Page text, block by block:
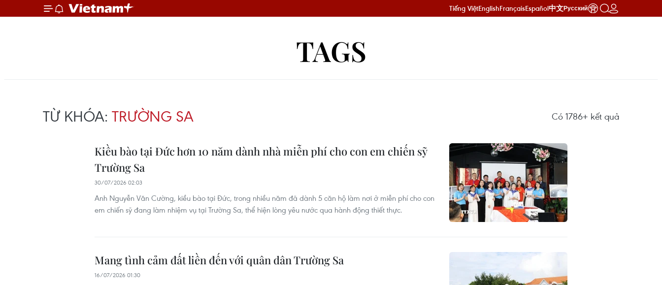
Tiếng ViệtEnglishFrançaisEspañol中文Русский
TAGS
TỪ KHÓA: TRƯỜNG SA Có 1786+ kết quả
Kiều bào tại Đức hơn 10 năm dành nhà miễn phí cho con em chiến sỹ
Trường Sa
30/07/2026 02:03
Anh Nguyễn Văn Cường, kiều bào tại Đức, trong nhiều năm đã dành 5 căn hộ làm nơi ở miễn phí cho con
em chiến sỹ đang làm nhiệm vụ tại Trường Sa, thể hiện lòng yêu nước qua hành động thiết thực.
Mang tình cảm đất liền đến với quân dân Trường Sa
16/07/2026 01:30